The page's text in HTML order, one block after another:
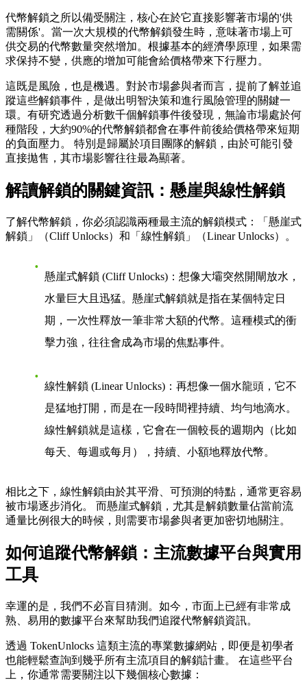
代幣解鎖之所以備受關注，核心在於它直接影響著市場的'供
需關係'。當一次大規模的代幣解鎖發生時，意味著市場上可
供交易的代幣數量突然增加。根據基本的經濟學原理，如果需
求保持不變，供應的增加可能會給價格帶來下行壓力。
這既是風險，也是機遇。對於市場參與者而言，提前了解並追
蹤這些解鎖事件，是做出明智決策和進行風險管理的關鍵一
環。有研究透過分析數千個解鎖事件後發現，無論市場處於何
種階段，大約90%的代幣解鎖都會在事件前後給價格帶來短期
的負面壓力。 特別是歸屬於項目團隊的解鎖，由於可能引發
直接拋售，其市場影響往往最為顯著。
解讀解鎖的關鍵資訊：懸崖與線性解鎖
了解代幣解鎖，你必須認識兩種最主流的解鎖模式：「懸崖式
解鎖」（Cliff Unlocks）和「線性解鎖」（Linear Unlocks）。
懸崖式解鎖 (Cliff Unlocks) ：想像大壩突然開閘放水，
水量巨大且迅猛。懸崖式解鎖就是指在某個特定日
期，一次性釋放一筆非常大額的代幣。這種模式的衝
擊力強，往往會成為市場的焦點事件。
線性解鎖 (Linear Unlocks) ：再想像一個水龍頭，它不
是猛地打開，而是在一段時間裡持續、均勻地滴水。
線性解鎖就是這樣，它會在一個較長的週期內（比如
每天、每週或每月），持續、小額地釋放代幣。
相比之下，線性解鎖由於其平滑、可預測的特點，通常更容易
被市場逐步消化。 而懸崖式解鎖，尤其是解鎖數量佔當前流
通量比例很大的時候，則需要市場參與者更加密切地關注。
如何追蹤代幣解鎖：主流數據平台與實用
工具
幸運的是，我們不必盲目猜測。如今，市面上已經有非常成
熟、易用的數據平台來幫助我們追蹤代幣解鎖資訊。
透過 TokenUnlocks 這類主流的專業數據網站，即便是初學者
也能輕鬆查詢到幾乎所有主流項目的解鎖計畫。 在這些平台
上，你通常需要關注以下幾個核心數據：